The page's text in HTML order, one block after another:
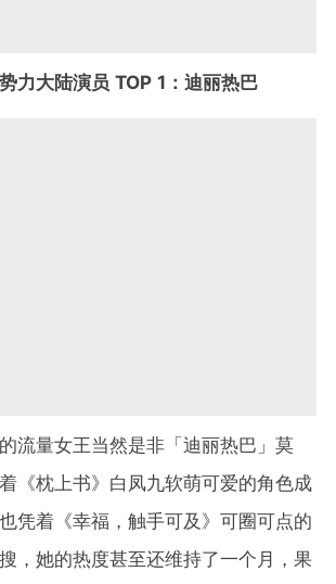
力大陆演员 TOP 1：迪丽热巴
流量女王当然是非「迪丽热巴」莫
《枕上书》白凤九软萌可爱的角色成
凭着《幸福，触手可及》可圈可点的
，她的热度甚至还维持了一个月，果